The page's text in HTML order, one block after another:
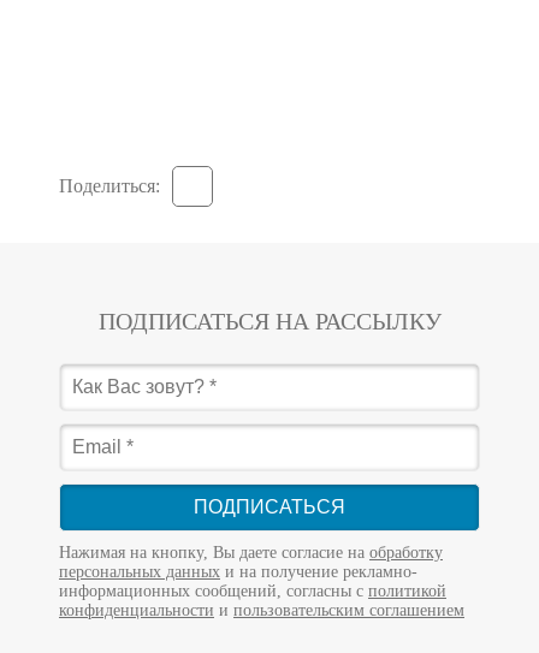
Поделиться:
ПОДПИСАТЬСЯ НА РАССЫЛКУ
ПОДПИСАТЬСЯ
Нажимая на кнопку, Вы даете согласие на обработку
персональных данных и на получение рекламно-
информационных сообщений, согласны с политикой
конфиденциальности и пользовательским соглашением